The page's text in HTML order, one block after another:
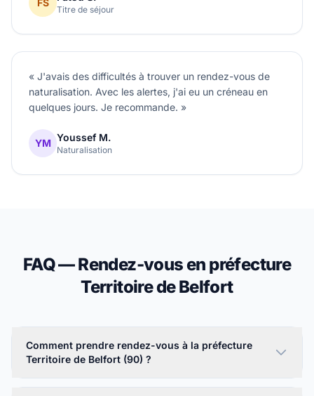
FS
Titre de séjour
« J'avais des difficultés à trouver un rendez-vous de
naturalisation. Avec les alertes, j'ai eu un créneau en
quelques jours. Je recommande. »
YM Youssef M.
Naturalisation
FAQ — Rendez-vous en préfecture
Territoire de Belfort
Comment prendre rendez-vous à la préfecture
Territoire de Belfort (90) ?